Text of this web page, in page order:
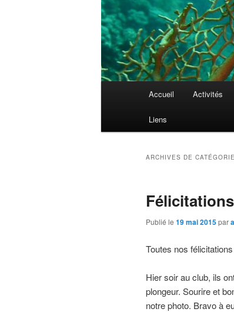
Accueil Activités
Liens
ARCHIVES DE
Publié le 19 mai 2015par
Toutes nos
Hier soir au club, ils
plongeur. Sourire et
notre photo. Bravo à